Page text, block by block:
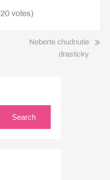
votes)
Neberte chudnutie
drasticky
Search